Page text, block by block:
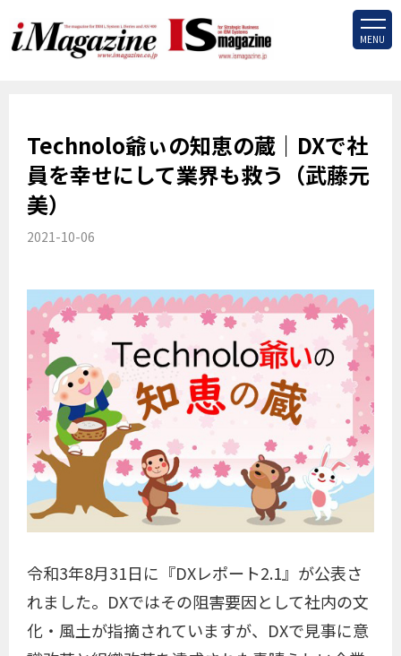
MENU
Technolo爺ぃの知恵の蔵｜DXで社
員を幸せにして業界も救う（武藤元
美）
2021-10-06
令和3年8月31日に『DXレポート2.1』が公表さ
れました。DXではその阻害要因として社内の文
化・風土が指摘されていますが、DXで見事に意